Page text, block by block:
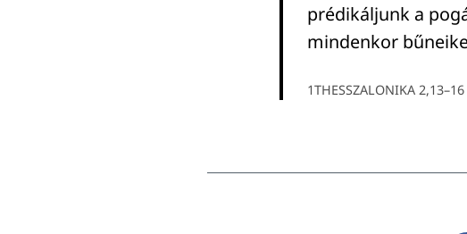
prédikáljunk a
mindenkor
1THESSZALONIKA 2,13–16